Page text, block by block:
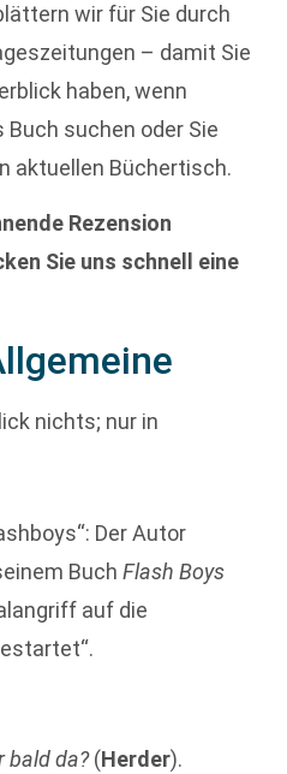
wir für Sie durch
– damit Sie
haben, wenn
suchen oder Sie
aktuellen Büchertisch.
Rezension
Sie uns schnell eine
nichts; nur in
Der Autor
Buch Flash Boys
auf die
bald da?(Herder).